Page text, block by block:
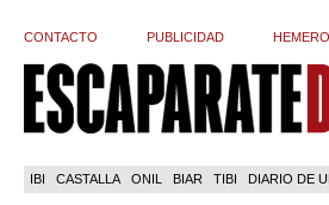
CONTACTO PUBLICIDAD
IBI CASTALLA ONIL BIAR TIBI DIARIO DE